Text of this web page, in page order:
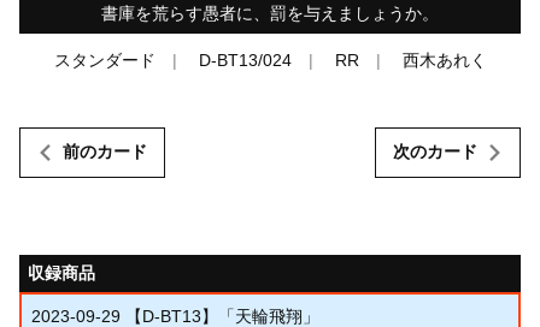
書庫を荒らす愚者に、罰を与えましょうか。
スタンダード D-BT13/024 RR 西木あれく
前のカード 次のカード
収録商品
2023-09-29 【D-BT13】「天輪飛翔」